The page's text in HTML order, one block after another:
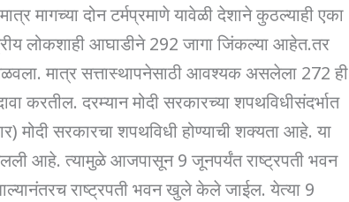
मागच्या दोन टर्मप्रमाणे यावेळी देशाने कुठल्याही एका
लोकशाही आघाडीने 292 जागा जिंकल्या आहेत.तर
मात्र सत्तास्थापनेसाठी आवश्यक असलेला 272 ही
करतील. दरम्यान मोदी सरकारच्या शपथविधीसंदर्भात
मोदी सरकारचा शपथविधी होण्याची शक्यता आहे. या
आहे. त्यामुळे आजपासून 9 जूनपर्यंत राष्ट्रपती भवन
राष्ट्रपती भवन खुले केले जाईल. येत्या 9